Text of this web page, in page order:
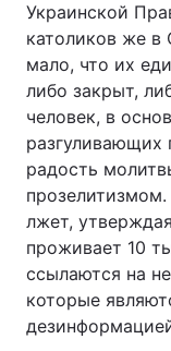
Украинской
католиков же в
мало, что их
либо закрыт,
человек, в
разгуливающих
радость
прозелитизмом.
лжет,
проживает 10
ссылаются на
которые